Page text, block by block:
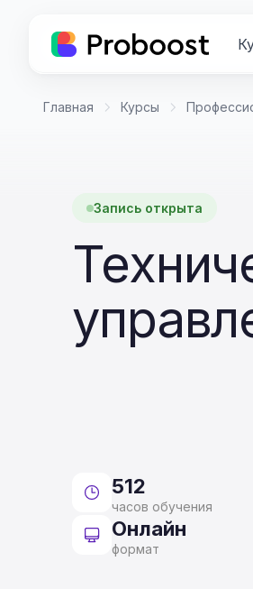
Главная Курсы
Запись открыта
512
часов обучения
Онлайн
формат